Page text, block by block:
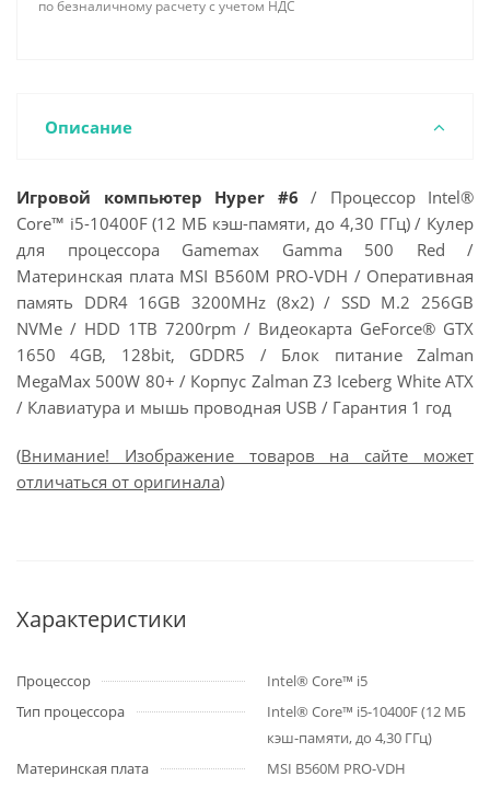
по безналичному расчету с учетом НДС
Описание
Игровой компьютер Hyper #6 / Процессор Intel®
Core™ i5-10400F (12 МБ кэш-памяти, до 4,30 ГГц) / Кулер
для процессора Gamemax Gamma 500 Red /
Материнская плата MSI B560M PRO-VDH / Оперативная
память DDR4 16GB 3200MHz (8x2) / SSD M.2 256GB
NVMe / HDD 1TB 7200rpm / Видеокарта GeForce® GTX
1650 4GB, 128bit, GDDR5 / Блок питание Zalman
MegaMax 500W 80+ / Корпус Zalman Z3 Iceberg White ATX
/ Клавиатура и мышь проводная USB / Гарантия 1 год
(Внимание! Изображение товаров на сайте может
отличаться от оригинала)
Характеристики
Процессор
Intel® Core™ i5
Тип процессора
Intel® Core™ i5-10400F (12 МБ
кэш-памяти, до 4,30 ГГц)
Материнская плата
MSI B560M PRO-VDH